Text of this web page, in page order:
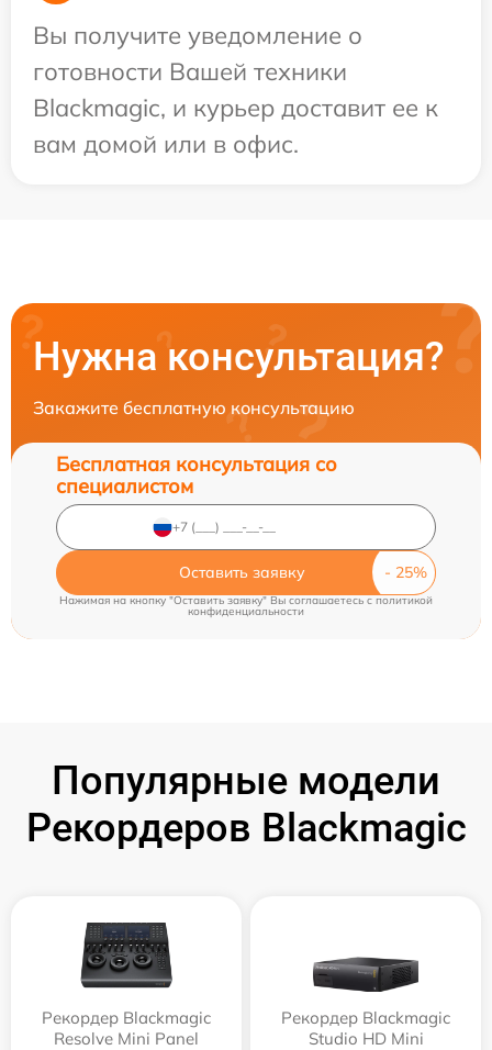
Вы получите уведомление о
готовности Вашей техники
Blackmagic, и курьер доставит ее к
вам домой или в офис.
Нужна консультация?
Закажите бесплатную консультацию
Бесплатная консультация со
специалистом
Оставить заявку
Нажимая на кнопку "Оставить заявку" Вы соглашаетесь cполитикой
конфиденциальности
Популярные модели
Рекордеров Blackmagic
Рекордер Blackmagic
Resolve Mini Panel
Рекордер Blackmagic
Studio HD Mini